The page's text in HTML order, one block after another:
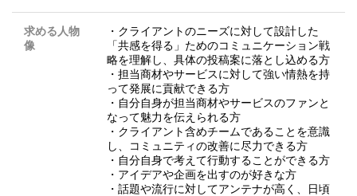
求める人物
像
・クライアントのニーズに対して設計した
「共感を得る」ためのコミュニケーション戦
略を理解し、具体の投稿案に落とし込める方
・担当商材やサービスに対して強い情熱を持
って発展に貢献できる方
・自分自身が担当商材やサービスのファンと
なって魅力を伝えられる方
・クライアント含めチームであることを意識
し、コミュニティの改善に尽力できる方
・自分自身で考えて行動することができる方
・アイデアや企画を出すのが好きな方
・話題や流行に対してアンテナが高く、日頃